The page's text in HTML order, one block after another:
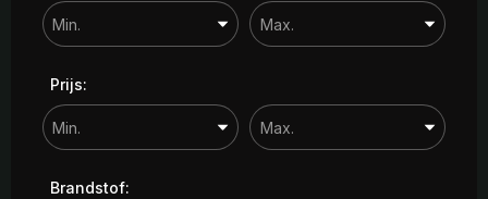
Prijs:
Brandstof: